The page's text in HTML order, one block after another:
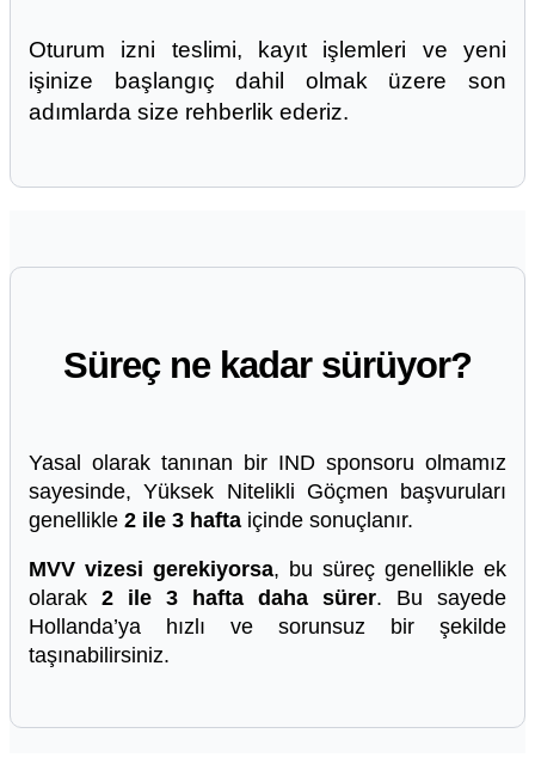
Oturum izni teslimi, kayıt işlemleri ve yeni
işinize başlangıç dahil olmak üzere son
adımlarda size rehberlik ederiz.
Süreç ne kadar sürüyor?
Yasal olarak tanınan bir IND sponsoru olmamız
sayesinde, Yüksek Nitelikli Göçmen başvuruları
genellikle 2 ile 3 hafta içinde sonuçlanır.
MVV vizesi gerekiyorsa, bu süreç genellikle ek
olarak 2 ile 3 hafta daha sürer. Bu sayede
Hollanda’ya hızlı ve sorunsuz bir şekilde
taşınabilirsiniz.